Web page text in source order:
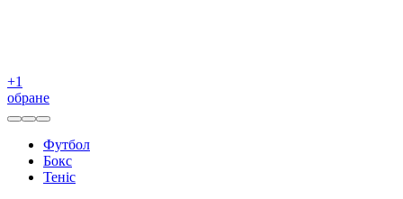
+1
обране
Футбол
Бокс
Теніс